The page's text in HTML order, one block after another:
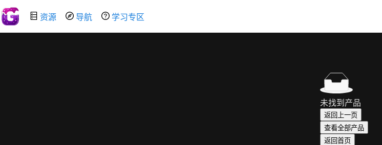
资源 导航 学习专区
未找到产品
返回上一页
查看全部产品
返回首页